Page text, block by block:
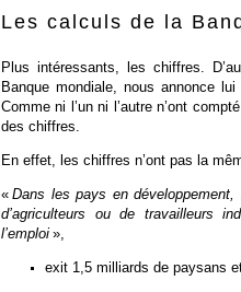
Les calculs de la
Plus intéressants, les chiffres.
Banque mondiale, nous annonce
Comme ni l’un ni l’autre n’ont
des chiffres.
En effet, les chiffres n’ont pas la
« Dans les pays en
d’agriculteurs ou de travailleurs
l’emploi »,
exit 1,5 milliards de paysans